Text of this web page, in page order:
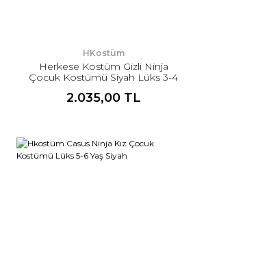
HKostüm
Herkese Kostüm Gizli Ninja
Çocuk Kostümü Siyah Lüks 3-4
2.035,00 TL